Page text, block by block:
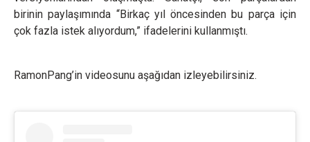
birinin paylaşımında “Birkaç yıl öncesinden bu parça için
çok fazla istek alıyordum,” ifadelerini kullanmıştı.
RamonPang’in videosunu aşağıdan izleyebilirsiniz.